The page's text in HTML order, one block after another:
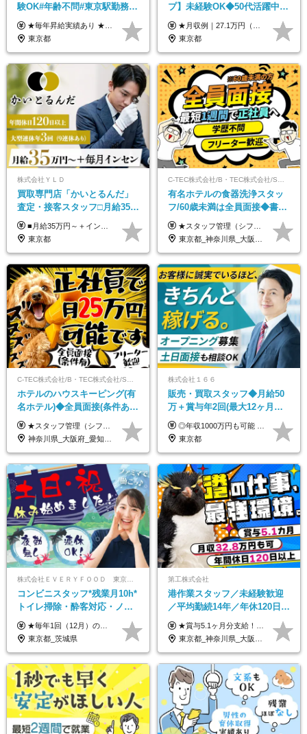
験OK#年齢不問#東京駅勤務
#59歳まで正社員登用可＆登用
実績多数！
★毎年昇給実績あり ★入社3年で430万円も可(正社員登用された場合) ■入社時月収例：25万2840円(1万2040円×21日)＋賞与支給実績有（年2回・2025年度） 日給1万2040円 ※別途「超過勤務手当、祝繁手当、特殊手当」の支給有 ※試用期間中（2ヶ月）の待遇・雇用形態に差異はございません
東京都
プ】未経験OK◆50代活躍中
◆1勤務で2日分休み◆8割が座
り仕事◆賞与年2回
★月収例｜27.1万円（月給+残業代2.4万円+資格手当0.2万円+家族手当0.85万円） ★賞与年2回＆充実した手当あり！ ■月給23万6,500円～＋賞与年2回＋各種手当 ┗月給には職務手当19,500円、調整手当15,000円、住宅手当18,500円、契約社員手当1,500円を含みます ※試用期間4ヶ月(期間中の給与・待遇の差異はありません) ━━━━━━━━━━ 各種手当も充実！ ━━━━━━━━━━ ★家族手当 ★役付手当 ★資格手当 ★年末年始勤務手当 ★交通費支給（月5万円以内／6ヶ月分の定期代を支給） ★残業・深夜残業手当（全額支給） ━━━━━━━━━━ 給与支給日は毎月25日です ━━━━━━━━━━ 例：1月1日付入社の場合 1月25日に基本給+変動しない手当を支給 2月25日に前月分の残業手当など変動する手当を支給
東京都
株式会社ＹＬＤ
買取専⾨店「かいとるんだ」
査定・接客スタッフ□⽉給35万
円以上＋毎⽉インセン□年休
120日以上□土日休み
■月給35万円～＋インセンティブ＋各種手当 ※固定残業代（月45時間分87,600円～）を含む。超過した場合は別途残業代を支給いたします ※経験・年齢などを考慮の上、決定します ※試用期間3ヶ月あり（待遇に変動なし）
東京都
有名ホテルの食器洗浄スタッ
フ/60歳未満は全員面接◆書類
選考なし◆ブランクOK◆月25
万～ ◆40～50代活躍
★スタッフ管理（シフト調整など）の経験があれば【月給28万円以上】 ★賞与支給実績：基本給の2ヶ月分～3ヶ月分 ＝＝ライフスタイルに合わせて働き方を選べます＝＝ ■正社員 ＜未経験者＞月給25万円～35万円＋賞与年2回 ＜経験者＞月給28万円～35万円＋賞与年2回 ※経験やスキルに応じて決定します ※残業代全額支給 ※試用期間（3ヶ月間）中の雇用形態や待遇に差異はありません ※正社員の場合、転勤の可能性あり ■契約社員 月給22万円～＋残業代全額支給 ※契約社員の場合、賞与の支給および転勤の可能性はありません ※勤務時間や勤務日数の希望があればご相談に応じます ※試用期間なし ※契約の更新 有(勤務状況により判断する) 更新上限 有(通算契約期間の上限 1年/更新回数の上限 なし)
東京都_神奈川県_大阪府_愛知県_北海道_京都府_福岡県_沖縄県
ホテルのハウスキーピング(有
名ホテル)◆全員面接(条件あ
り)◆未経験OK◆リゾート地
も選べる◆月25万円
★スタッフ管理（シフト調整など）の経験があれば【月給28万円以上】 ★賞与支給実績：基本給の2ヶ月分～3ヶ月分 ＝＝ライフスタイルに合わせて働き方を選べます＝＝ ■正社員 ＜未経験者＞月給25万円(寮なしの場合)～35万円＋賞与年2回 ＜経験者＞月給28万円～35万円＋賞与年2回 ※寮をご利用の場合は月給22万円～ ※経験やスキルに応じて決定します ※残業代全額支給 ※試用期間（3ヶ月間）中の雇用形態や待遇に差異はありません ※正社員の場合、転勤の可能性あり ■契約社員 月給22万円～＋残業代全額支給 ※契約社員の場合、賞与の支給および転勤の可能性はありません ※勤務時間や勤務日数の希望があればご相談に応じます ※試用期間なし ※契約の更新 有(勤務状況により判断する) 更新上限 有(通算契約期間の上限 1年/更新回数の上限 なし)
神奈川県_大阪府_愛知県_北海道_兵庫県_京都府_広島県_福岡県_大分県_宮崎県_鹿児島県_沖縄県
株式会社１６６
販売・買取スタッフ◆月給50
万＋賞与年2回(最大12ヶ月分
支給)◆前職給与保証◆年収
1000万可◆オープニング
◎年収1000万円も可能 ◎複雑な条件やノルマは一切なし！ 頑張った分だけシンプルに還元される給与体系です。 経験者の方には「前職給与保証」をお約束します！ ■月給50万円～80万円（役職手当を含む） ★平均月収：60～70万円程度 ★「〇件以上で支給」といった複雑な条件やノルマの縛りは一切ありません。 お客様に寄り添い、利益が出た分はしっかりとあなたの給与へ還元します！ ※経験・能力を考慮のうえ決定します。 ※試用期間3ヶ月あり。その間の待遇・給与に差異はありません。 ※上記の金額は固定残業代（20時間/5万円～）含んだ金額です。 超過分は別途記載します。
東京都
株式会社ＥＶＥＲＹＦＯＯＤ 東京本社
コンビニスタッフ*残業月10h*
トイレ掃除・酔客対応・ノル
マ一切無し*完全週休2日制*コ
ンビニ経験者優遇
★毎年1回（12月）の昇給＋賞与（年2回）で給与にしっかり反映！ ★未経験から月給26万円スタート！ 月給26万円＋賞与年2回＋交通費全額支給 ※リーダー・店長昇格後は基本給2万円UP＋役職手当支給 ※経験・スキルを考慮の上、決定します ※上記金額には固定残業代（21時間分・3万7300円以上）を含みます。超過分は別途全額支給します ※試用期間3ヶ月間あり（期間中の給与・待遇に差異はありません）
東京都_茨城県
第工株式会社
港作業スタッフ／未経験歓迎
／平均勤続14年／年休120日以
上／食事手当・家族手当あり
／賞与5.1ヶ月分
★賞与5.1ヶ月分支給！ ★入社3年目・30代で年収730万円の先輩も活躍中！ ★入社1年目・20代で月収29万円の実績あり 月給：22.5万円～30.5万円＋各種手当＋賞与年2回＋残業代全額支給 ※経験・能力などを考慮のうえ決定します ※上記月給には食事手当(5000円／月）を含みます ※残業代は分単位で100％支給いたします ※試用期間3ヶ月。その間の給与・待遇に差異はありません 【月収例】 ◆33.5万円／31歳 入社7か月 ◆38.5万円／32歳 入社1年目 ◆48.4万円／44歳 入社12年目 ※経験・能力などを考慮のうえ決定 ※月収・給与例には休日手当も含みます 【手当詳細】 ◆交通費規定支給（上限3万5000円／月） ◆時間外手当全額支給 ◆休日出勤手当 ◆港湾住宅あり（1R・2万円台～） ◆資格取得支援制度：全額負担 ◆地域手当：関東地区1万円／月
東京都_神奈川県_大阪府_愛知県_兵庫県